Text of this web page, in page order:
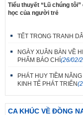
Tiểu thuyết “Lũ chúng
học của người trẻ
TẾT TRONG TRANH
NGÀY XUÂN BÀN VỀ
PHẨM BÁO CHÍ (26/02/
PHÁT HUY TIỀM
KINH TẾ PHÁT TRIỂN
CA KHÚC VỀ ĐỒNG